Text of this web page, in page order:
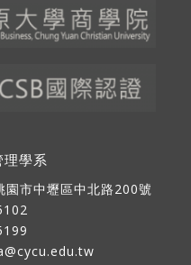
學系
園市中壢區中北路200號